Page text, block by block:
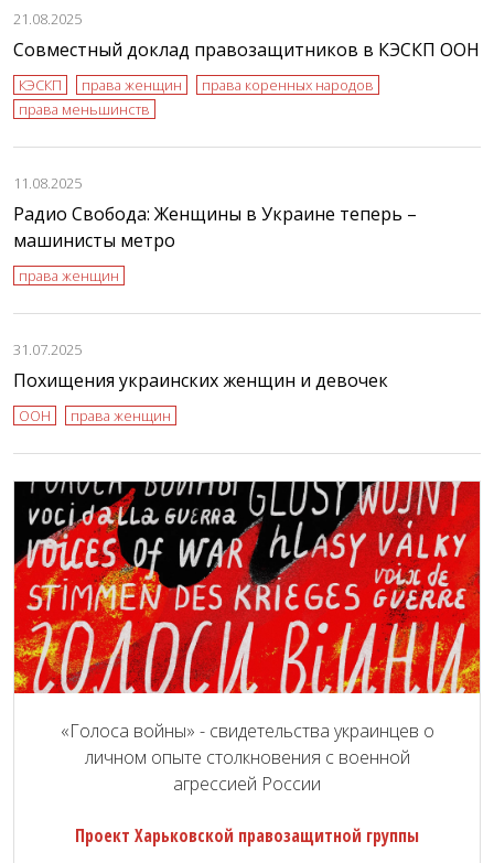
21.08.2025
Совместный доклад правозащитников в КЭСКП ООН
КЭСКП права женщин
права коренных народов
права меньшинств
11.08.2025
Радио Свобода: Женщины в Украине теперь –
машинисты метро
права женщин
31.07.2025
Похищения украинских женщин и девочек
ООН права женщин
«Голоса войны» - свидетельства украинцев о
личном опыте столкновения с военной
агрессией России
Проект Харьковской правозащитной группы